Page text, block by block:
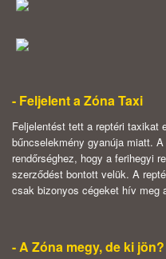
- Feljelent a Zóna Taxi
Feljelentést tett a reptéri taxikat
bűncselekmény gyanúja miatt.
rendőrséghez, hogy a ferihegyi
szerződést bontott velük. A
csak bizonyos cégeket hív meg
- A Zóna megy, de ki jön?